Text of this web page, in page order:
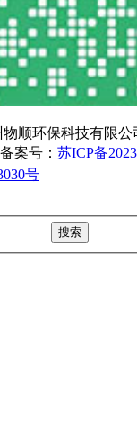
物顺环保科技有限
案号： 苏ICP备
号